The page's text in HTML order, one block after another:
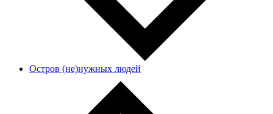
Остров (не)нужных людей